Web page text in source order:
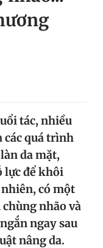
biết
tác, nhiều
các quá trình
da mặt,
lực để khôi
có một
nhão và
ngay sau
nâng da.